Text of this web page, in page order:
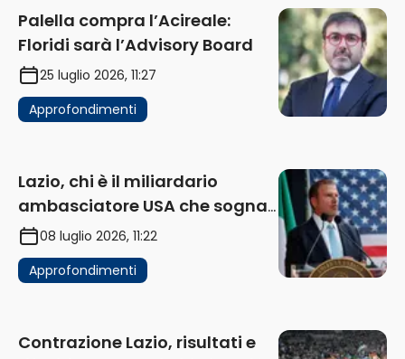
Palella compra l’Acireale:
Floridi sarà l’Advisory Board
25 luglio 2026, 11:27
Approfondimenti
Lazio, chi è il miliardario
ambasciatore USA che sogna
di acquistare un club in Italia
08 luglio 2026, 11:22
Approfondimenti
Contrazione Lazio, risultati e